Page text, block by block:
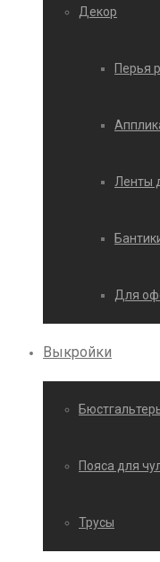
Декор
Перья
Ленты
Для
Выкройки
Пояса для
Трусы